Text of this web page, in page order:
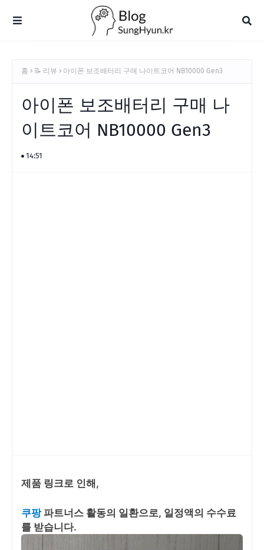
홈 📝 리뷰 아이폰 보조배터리 구매 나이트코어 NB10000 Gen3
아이폰 보조배터리 구매 나
이트코어 NB10000 Gen3
14:51
제품 링크로 인해,
쿠팡파트너스 활동의 일환으로, 일정액의 수수료
를 받습니다.